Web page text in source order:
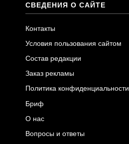
СВЕДЕНИЯ О САЙТЕ
Контакты
Условия пользования сайтом
Состав редакции
Заказ рекламы
Политика конфиденциальности
Бриф
О нас
Вопросы и ответы